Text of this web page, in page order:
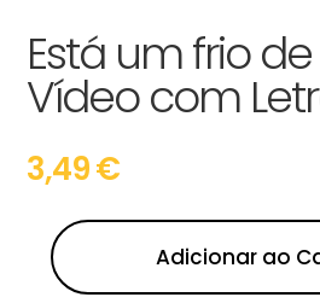
Está um frio
Vídeo com
3,49€
Adicionar ao